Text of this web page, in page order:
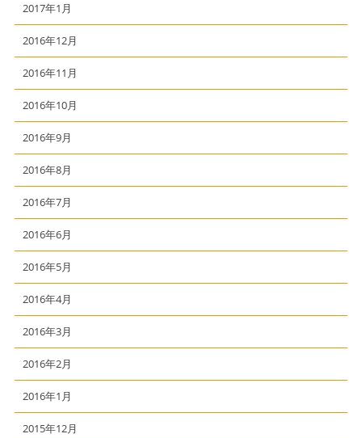
2017年1月
2016年12月
2016年11月
2016年10月
2016年9月
2016年8月
2016年7月
2016年6月
2016年5月
2016年4月
2016年3月
2016年2月
2016年1月
2015年12月